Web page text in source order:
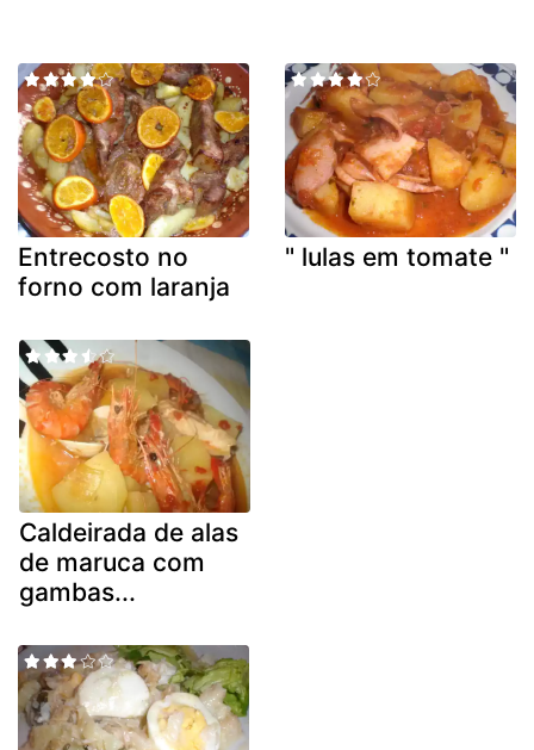
Entrecosto no
forno com laranja
" lulas em tomate "
Caldeirada de alas
de maruca com
gambas...